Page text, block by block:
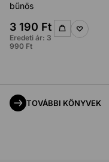
bűnös
3 190 Ft
Eredeti ár: 3
990 Ft
TOVÁBBI KÖNYVEK